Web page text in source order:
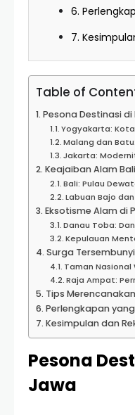
6.
7.
Table of
Pesona Destinasi di
Yogyakarta:
Malang dan
Jakarta:
Keajaiban Alam
Bali: Pulau
Labuan Bajo
Eksotisme Alam di
Danau Toba:
Kepulauan
Surga
Taman Nasional
Raja Ampat:
Tips
Perlengkapan
Kesimpulan dan
Pesona
Jawa